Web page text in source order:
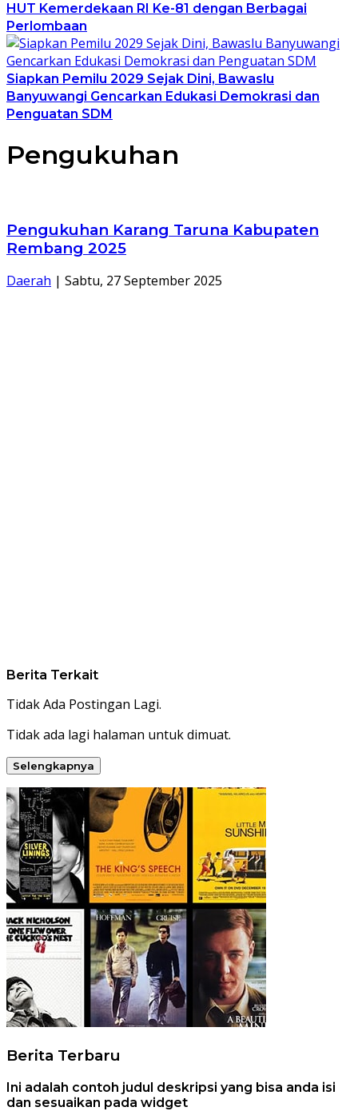
HUT Kemerdekaan RI Ke-81 dengan Berbagai
Perlombaan
Siapkan Pemilu 2029 Sejak Dini, Bawaslu
Banyuwangi Gencarkan Edukasi Demokrasi dan
Penguatan SDM
Pengukuhan
Pengukuhan Karang Taruna Kabupaten
Rembang 2025
Daerah | Sabtu, 27 September 2025
Berita Terkait
Tidak Ada Postingan Lagi.
Tidak ada lagi halaman untuk dimuat.
Selengkapnya
Berita Terbaru
Ini adalah contoh judul deskripsi yang bisa anda isi
dan sesuaikan pada widget